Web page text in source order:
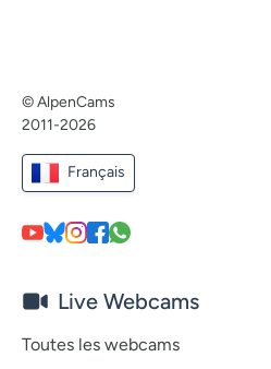
© AlpenCams
2011-2026
Français
Live Webcams
Toutes les webcams